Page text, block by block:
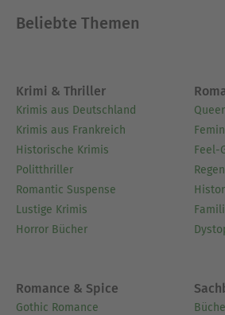
Beliebte Themen
Krimi & Thriller
Krimis aus Deutschland
Krimis aus Frankreich
Historische Krimis
Politthriller
Romantic Suspense
Lustige Krimis
Horror Bücher
Feel-
Romance & Spice
Gothic Romance